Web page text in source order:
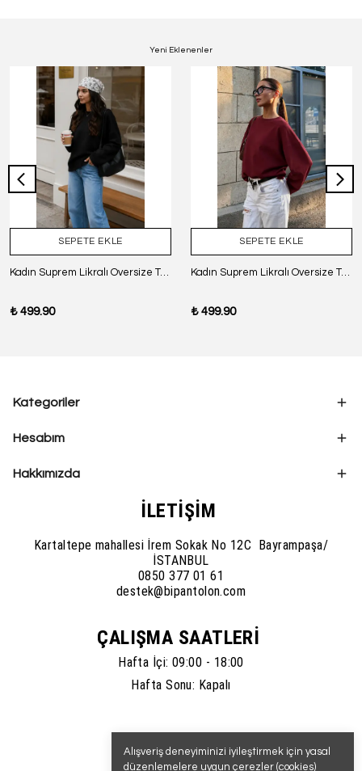
Alışveriş deneyiminizi iyileştirmek için yasal
düzenlemelere uygun çerezler (cookies)
Yeni Eklenenler
SEPETE EKLE
Kadın Suprem Likralı Oversize T-Shirt - SİYAH
₺ 499.90
SEPETE EKLE
Kadın Suprem Likralı Oversize T-Shirt - BORDO
₺ 499.90
Kategoriler
Hesabım
Hakkımızda
İLETİŞİM
Kartaltepe mahallesi İrem Sokak No 12C Bayrampaşa/
İSTANBUL
0850 377 01 61
destek@bipantolon.com
ÇALIŞMA SAATLERİ
Hafta İçi: 09:00 - 18:00
Hafta Sonu: Kapalı